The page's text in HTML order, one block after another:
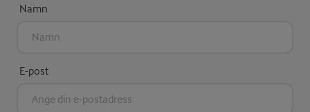
Namn
E-post